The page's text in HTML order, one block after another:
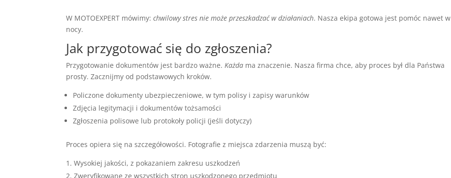
W MOTOEXPERT mówimy:chwilowy stres nie może przeszkadzać w działaniach. Nasza ekipa gotowa jest pomóc nawet w
nocy.
Jak przygotować się do zgłoszenia?
Przygotowanie dokumentów jest bardzo ważne.Każda ma znaczenie. Nasza firma chce, aby proces był dla Państwa
prosty. Zacznijmy od podstawowych kroków.
Policzone dokumenty ubezpieczeniowe, w tym polisy i zapisy warunków
Zdjęcia legitymacji i dokumentów tożsamości
Zgłoszenia polisowe lub protokoły policji (jeśli dotyczy)
Proces opiera się na szczegółowości. Fotografie z miejsca zdarzenia muszą być:
Wysokiej jakości, z pokazaniem zakresu uszkodzeń
Zweryfikowane ze wszystkich stron uszkodzonego przedmiotu